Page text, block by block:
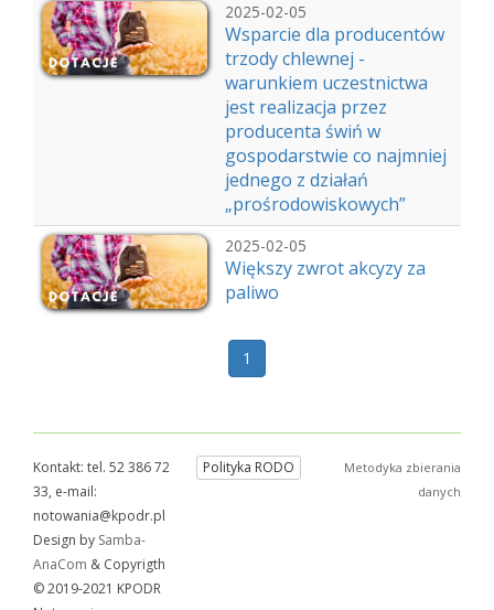
2025-02-05
Wsparcie dla producentów
trzody chlewnej -
warunkiem uczestnictwa
jest realizacja przez
producenta świń w
gospodarstwie co najmniej
jednego z działań
„prośrodowiskowych”
2025-02-05
Większy zwrot akcyzy za
paliwo
1
Kontakt: tel. 52 386 72
33, e-mail:
notowania@kpodr.pl
Design by Samba-
AnaCom & Copyrigth
© 2019-2021 KPODR
Polityka RODO
Metodyka zbierania
danych